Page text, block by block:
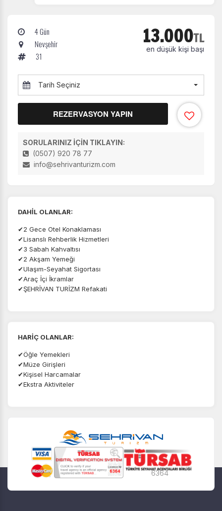
4 Gün
Nevşehir
31
13.000TL
en düşük kişi başı
Tarih Seçiniz
REZERVASYON YAPIN
SORULARINIZ İÇİN TIKLAYIN:
(0507) 920 78 77
info@sehrivanturizm.com
DAHİL OLANLAR:
✔2 Gece Otel Konaklaması
✔Lisanslı Rehberlik Hizmetleri
✔3 Sabah Kahvaltısı
✔2 Akşam Yemeği
✔Ulaşım-Seyahat Sigortası
✔Araç İçi İkramlar
✔ŞEHRİVAN TURİZM Refakati
HARİÇ OLANLAR:
✔Öğle Yemekleri
✔Müze Girişleri
✔Kişisel Harcamalar
✔Ekstra Aktiviteler
6364